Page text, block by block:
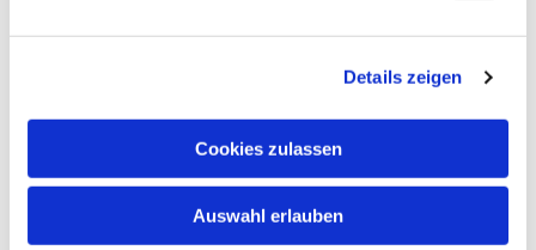
Details zeigen
Cookies zulassen
Auswahl erlauben